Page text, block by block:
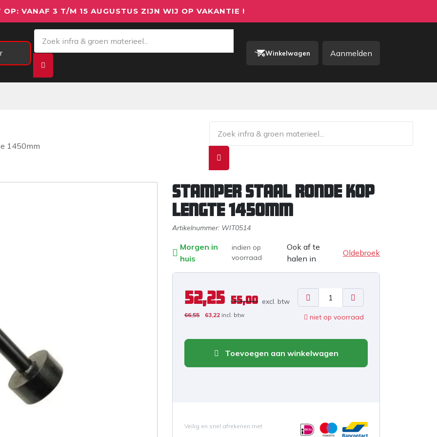
OP: VANAF 3 T/M 15 AUGUSTUS ZIJN WIJ OP VAKANTIE !
Winkelwagen Aanmelden
1450mm
Stamper staal ronde kop
lengte 1450mm
Artikelnummer: WIT0514
Morgen in
huis
indien op
voorraad
Ook af te
halen in
Oldebroek
52,25 55,00 excl. btw
66,55 63,22 incl. btw niet op voorraad
Toevoegen aan winkelwagen
Veilig en snel afrekenen met